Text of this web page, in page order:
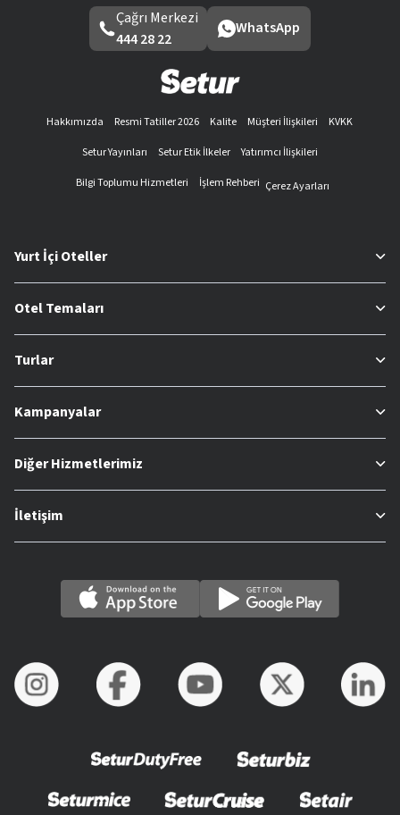
Çağrı Merkezi
444 28 22
WhatsApp
Hakkımızda Resmi Tatiller 2026 Kalite Müşteri İlişkileri
KVKK
Setur Yayınları
Setur Etik İlkeler
Yatırımcı İlişkileri
Bilgi Toplumu Hizmetleri
İşlem Rehberi Çerez Ayarları
Yurt İçi Oteller
Otel Temaları
Turlar
Kampanyalar
Diğer Hizmetlerimiz
İletişim